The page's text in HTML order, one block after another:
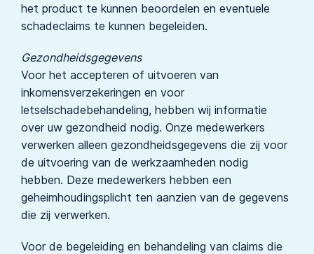
het product te kunnen beoordelen en eventuele
schadeclaims te kunnen begeleiden.
Gezondheidsgegevens
Voor het accepteren of uitvoeren van
inkomensverzekeringen en voor
letselschadebehandeling, hebben wij informatie
over uw gezondheid nodig. Onze medewerkers
verwerken alleen gezondheidsgegevens die zij voor
de uitvoering van de werkzaamheden nodig
hebben. Deze medewerkers hebben een
geheimhoudingsplicht ten aanzien van de gegevens
die zij verwerken.
Voor de begeleiding en behandeling van claims die